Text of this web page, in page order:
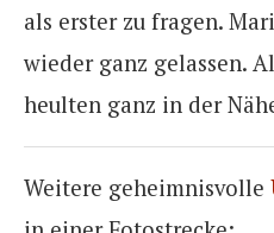
als erster zu fragen.
wieder ganz gelassen.
heulten ganz in der
Weitere geheimnisvolle